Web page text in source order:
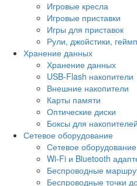
Игровые кресла
Игровые приставки
Игры для приставок
Рули, джойстики,
Хранение данных
Хранение данных
USB-Flash накопители
Внешние накопители
Карты памяти
Оптические диски
Боксы для накопителей
Сетевое оборудование
Сетевое оборудование
Wi-Fi и Bluetooth
Беспроводные
Беспроводные точки